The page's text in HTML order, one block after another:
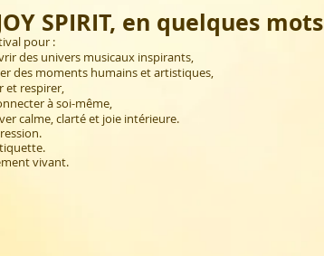
SPIRIT, en quelques mots
pour :
des univers musicaux inspirants,
des moments humains et artistiques,
et respirer,
à soi-même,
calme, clarté et joie intérieure.
vivant.